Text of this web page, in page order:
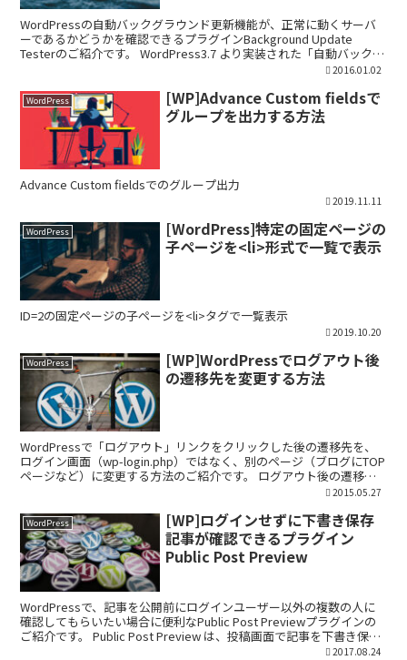
WordPressの自動バックグラウンド更新機能が、正常に動くサーバ
ーであるかどうかを確認できるプラグインBackground Update
Testerのご紹介です。 WordPress3.7 より実装された「自動バックグ
2016.01.02
WordPress
[WP]Advance Custom fieldsで
グループを出力する方法
Advance Custom fieldsでのグループ出力
2019.11.11
WordPress
[WordPress]特定の固定ページの
子ページを<li>形式で一覧で表示
ID=2の固定ページの子ページを<li>タグで一覧表示
2019.10.20
WordPress
[WP]WordPressでログアウト後
の遷移先を変更する方法
WordPressで「ログアウト」リンクをクリックした後の遷移先を、
ログイン画面（wp-login.php）ではなく、別のページ（ブログにTOP
ページなど）に変更する方法のご紹介です。 ログアウト後の遷移先
2015.05.27
WordPress
[WP]ログインせずに下書き保存
記事が確認できるプラグイン
Public Post Preview
WordPressで、記事を公開前にログインユーザー以外の複数の人に
確認してもらいたい場合に便利なPublic Post Previewプラグインの
ご紹介です。 Public Post Preview は、投稿画面で記事を下書き保存
2017.08.24